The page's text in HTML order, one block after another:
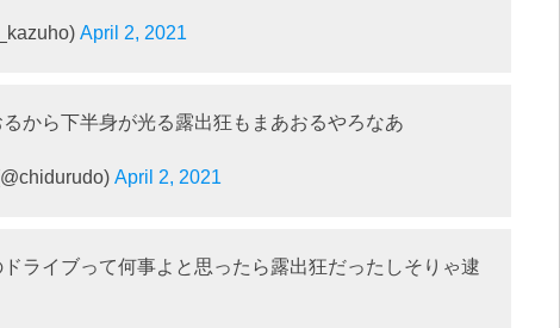
April 2, 2021
から下半身が光る露出狂もまあおるやろなあ
April 2, 2021
ライブって何事よと思ったら露出狂だったしそりゃ逮